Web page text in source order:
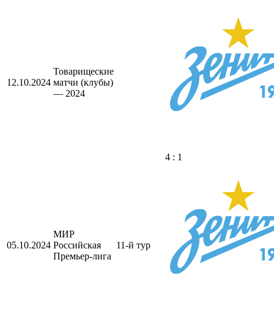
12.10.2024
Товарищеские
матчи (клубы)
— 2024
4 : 1
05.10.2024
МИР
Российская
Премьер-лига
11-й тур